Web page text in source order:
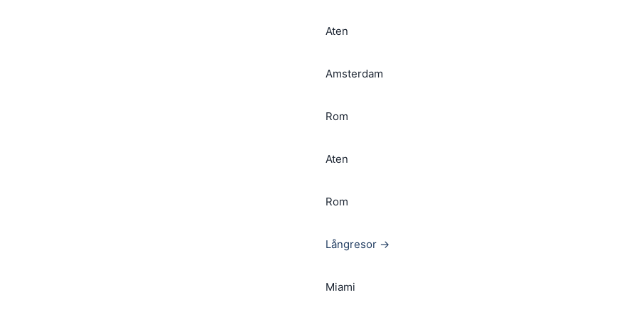
Aten
Amsterdam
Rom
Aten
Rom
Långresor →
Miami